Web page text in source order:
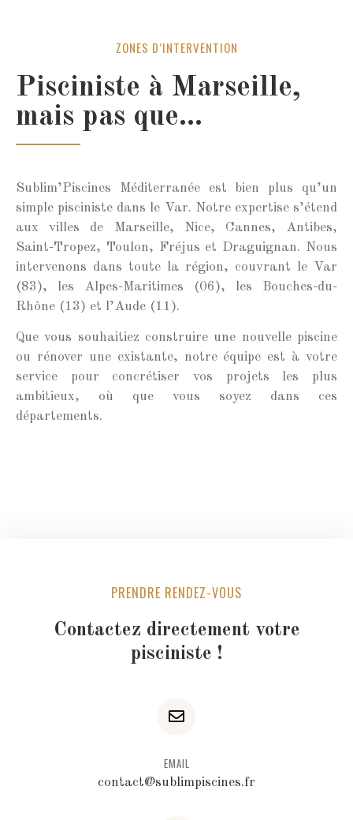
ZONES D’INTERVENTION
Pisciniste à Marseille,
mais pas que…
Sublim’Piscines Méditerranée est bien plus qu’un
simple pisciniste dans le Var. Notre expertise s’étend
aux villes de Marseille, Nice, Cannes, Antibes,
Saint-Tropez, Toulon, Fréjus et Draguignan. Nous
intervenons dans toute la région, couvrant le Var
(83), les Alpes-Maritimes (06), les Bouches-du-
Rhône (13) et l’Aude (11).
Que vous souhaitiez construire une nouvelle piscine
ou rénover une existante, notre équipe est à votre
service pour concrétiser vos projets les plus
ambitieux, où que vous soyez dans ces
départements.
PRENDRE RENDEZ-VOUS
Contactez directement votre
pisciniste !
EMAIL
contact@sublimpiscines.fr